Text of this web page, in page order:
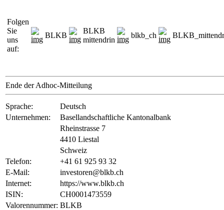
Folgen
Sie
uns
auf:
BLKB
BLKB
mittendrin
blkb_ch
Ende der Adhoc-Mitteilung
Sprache:
Deutsch
Unternehmen:
Basellandschaftliche Kantonalbank
Rheinstrasse 7
4410 Liestal
Schweiz
Telefon:
+41 61 925 93 32
E-Mail:
investoren@blkb.ch
Internet:
https://www.blkb.ch
ISIN:
CH0001473559
Valorennummer: BLKB